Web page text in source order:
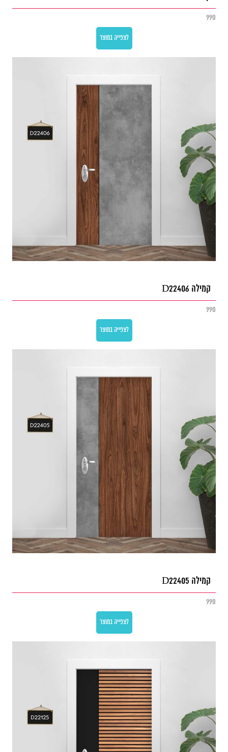
990
לצפייה במוצר
קמילה D22406
990
לצפייה במוצר
קמילה D22405
990
לצפייה במוצר